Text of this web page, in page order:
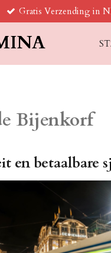
Gratis Verzending in
Bijenkorf
en betaalbare